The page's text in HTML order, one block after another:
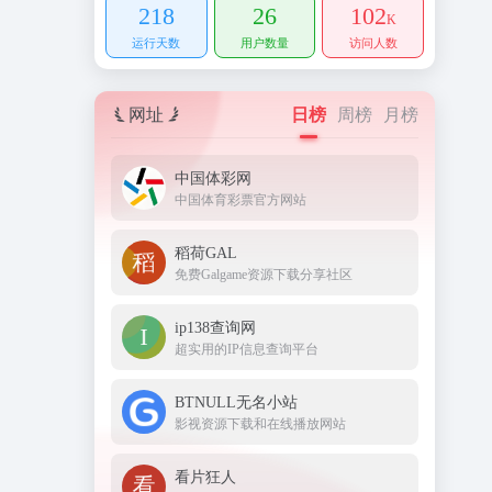
218
运行天数
26
用户数量
102K
访问人数
网址 日榜 周榜 月榜
中国体彩网
中国体育彩票官方网站
稻荷GAL
免费Galgame资源下载分享社区
ip138查询网
超实用的IP信息查询平台
BTNULL无名小站
影视资源下载和在线播放网站
看片狂人